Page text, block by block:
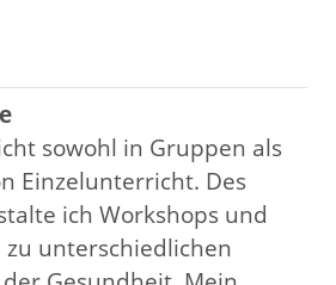
sowohl in Gruppen als
Einzelunterricht. Des
ich Workshops und
unterschiedlichen